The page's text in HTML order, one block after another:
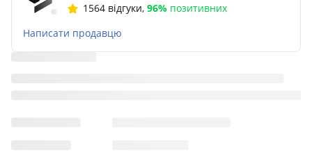
1564 відгуки, 96% позитивних
Написати продавцю